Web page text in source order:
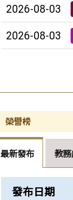
2026-08-03
2026-08-03
榮譽榜
最新發布 教
榮譽榜列表
發布日期